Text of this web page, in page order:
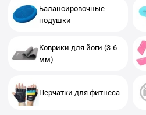
Балансировочные
подушки
Коврики для йоги (3-6
мм)
Перчатки для фитнеса